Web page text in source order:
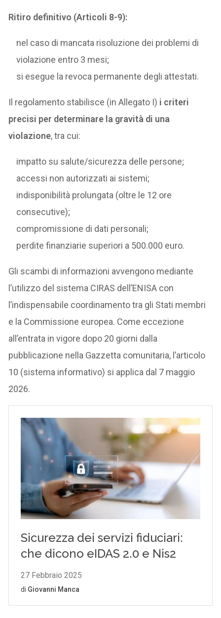
Ritiro definitivo (Articoli 8-9):
nel caso di mancata risoluzione dei problemi di
violazione entro 3 mesi;
si esegue la revoca permanente degli attestati.
Il regolamento stabilisce (in Allegato I) i criteri
precisi per determinare la gravità di una
violazione, tra cui:
impatto su salute/sicurezza delle persone;
accessi non autorizzati ai sistemi;
indisponibilità prolungata (oltre le 12 ore
consecutive);
compromissione di dati personali;
perdite finanziarie superiori a 500.000 euro.
Gli scambi di informazioni avvengono mediante
l’utilizzo del sistema CIRAS dell’ENISA con
l’indispensabile coordinamento tra gli Stati membri
e la Commissione europea. Come eccezione
all’entrata in vigore dopo 20 giorni dalla
pubblicazione nella Gazzetta comunitaria, l’articolo
10 (sistema informativo) si applica dal 7 maggio
2026.